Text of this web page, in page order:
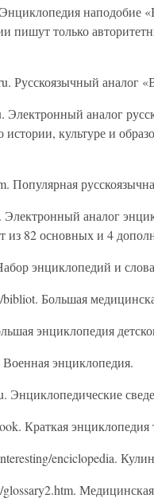
наподобие
пишут только
Русскоязычный аналог
Электронный аналог
истории, культуре и
Популярная
аналог
82 основных и 4
энциклопедий и
Большая
энциклопедия
энциклопедия.
Энциклопедические
Краткая энциклопедия
enciclopedia.